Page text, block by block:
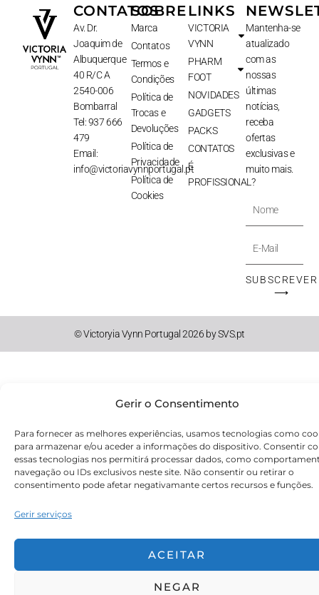
Gerir o Consentimento
Para fornecer as melhores experiências, usamos tecnologias como
para armazenar e/ou aceder a informações do dispositivo. Consentir
essas tecnologias nos permitirá processar dados, como
navegação ou IDs exclusivos neste site. Não consentir ou retirar o
consentimento pode afetar negativamante certos recursos e funções.
Gerir serviços
ACEITAR
NEGAR
CONTATOS
Av. Dr.
Joaquim de
Albuquerque
40 R/C A
2540-006
Bombarral
Tel: 937 666
479
Email:
info@victoriavynnportugal.pt
SOBRE
Marca
Contatos
Termos e
Condições
Política de
Trocas e
Devoluções
Política de
Privacidade
Política de
Cookies
LINKS
VICTORIA
VYNN
PHARM
FOOT
NOVIDADES
GADGETS
PACKS
CONTATOS
É
PROFISSIONAL?
Mantenha-se
atualizado
com as
nossas
últimas
notícias,
receba
ofertas
exclusivas e
muito mais.
Nome
E-
Mail
SUBSCREVER
⟶
© Victoryia Vynn Portugal 2026 by SVS.pt